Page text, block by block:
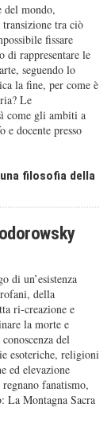
del mondo,
transizione tra ciò
fissare
di rappresentare le
seguendo lo
la fine, per come è
Le
come gli ambiti a
e docente presso
filosofia della
di un’esistenza
della
ri-creazione e
la morte e
del
esoteriche, religioni
ed elevazione
fanatismo,
La Montagna Sacra